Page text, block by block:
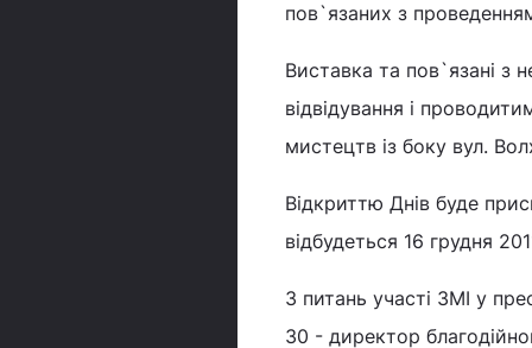
пов`язаних з проведенням
Виставка та пов`язані з
відвідування і
мистецтв із боку вул.
Відкриттю Днів буде
відбудеться 16 грудня
З питань участі ЗМІ у
30 - директор